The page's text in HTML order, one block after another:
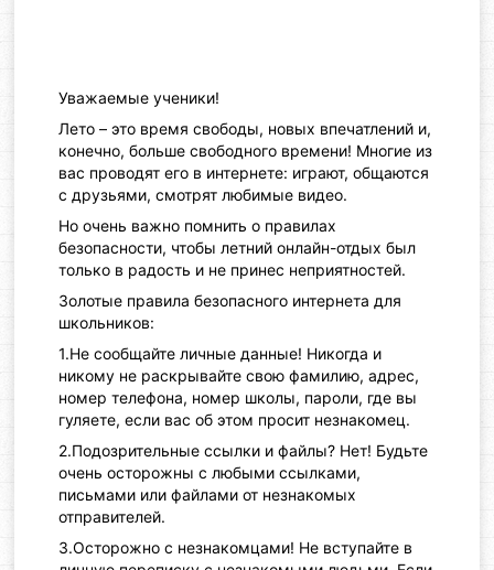
Уважаемые ученики!
Лето – это время свободы, новых впечатлений и,
конечно, больше свободного времени! Многие из
вас проводят его в интернете: играют, общаются
с друзьями, смотрят любимые видео.
Но очень важно помнить о правилах
безопасности, чтобы летний онлайн-отдых был
только в радость и не принес неприятностей.
Золотые правила безопасного интернета для
школьников:
1.Не сообщайте личные данные! Никогда и
никому не раскрывайте свою фамилию, адрес,
номер телефона, номер школы, пароли, где вы
гуляете, если вас об этом просит незнакомец.
2.Подозрительные ссылки и файлы? Нет! Будьте
очень осторожны с любыми ссылками,
письмами или файлами от незнакомых
отправителей.
3.Осторожно с незнакомцами! Не вступайте в